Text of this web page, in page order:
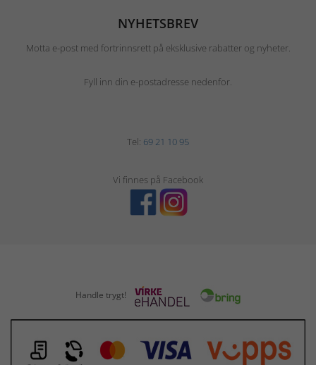
NYHETSBREV
Motta e-post med fortrinnsrett på eksklusive rabatter og nyheter.
Fyll inn din e-postadresse nedenfor.
Tel: 69 21 10 95
Vi finnes på Facebook
Handle trygt!